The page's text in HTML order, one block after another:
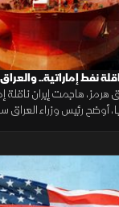
نفط إماراتية..
هاجمت إيران ناقلة
أوضح رئيس وزراء